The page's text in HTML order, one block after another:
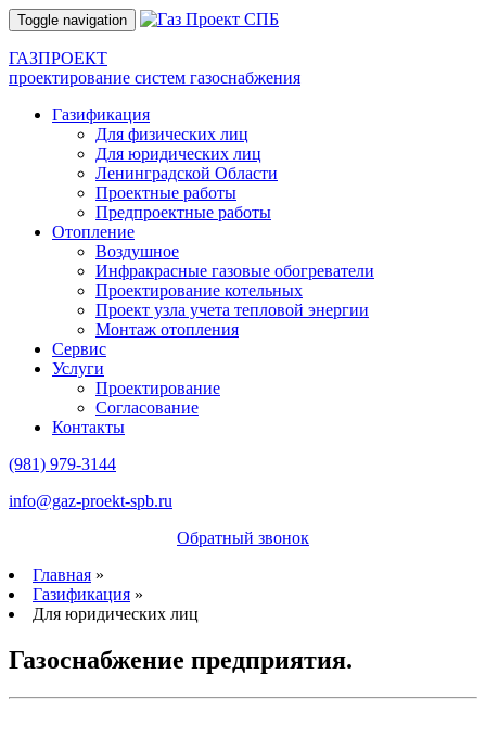
Toggle navigation
ГАЗПРОЕКТ
проектирование систем газоснабжения
Газификация
Для физических лиц
Для юридических лиц
Ленинградской Области
Проектные работы
Предпроектные работы
Отопление
Воздушное
Инфракрасные газовые обогреватели
Проектирование котельных
Проект узла учета тепловой энергии
Монтаж отопления
Сервис
Услуги
Проектирование
Согласование
Контакты
(981) 979-3144
info@gaz-proekt-spb.ru
Обратный звонок
Главная »
Газификация »
Для юридических лиц
Газоснабжение предприятия.